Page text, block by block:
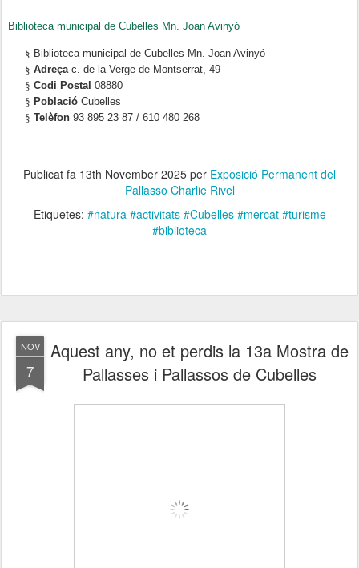
Biblioteca municipal de Cubelles Mn. Joan Avinyó
§ Biblioteca municipal de Cubelles Mn. Joan Avinyó
§ Adreça c. de la Verge de Montserrat, 49
§ Codi Postal 08880
§ Població Cubelles
§ Telèfon 93 895 23 87 / 610 480 268
Publicat fa 13th November 2025 per Exposició Permanent del
Pallasso Charlie Rivel
Etiquetes: #natura #activitats #Cubelles #mercat #turisme
#biblioteca
NOV
7
Aquest any, no et perdis la 13a Mostra de
Pallasses i Pallassos de Cubelles